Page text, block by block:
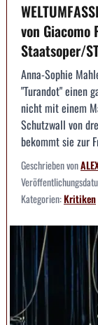
von
Staatsoper/
Anna-Sophie
"Turandot" einen
nicht mit einem
Schutzwall von
bekommt sie zur
Geschrieben von
Kategorien:Kritiken